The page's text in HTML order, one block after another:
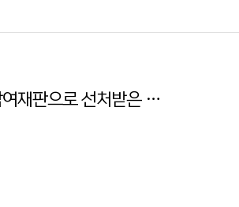
선의로 아이를 잡아줬을 인데... 동탄성범죄전문변호사가 국민참여재판으로 선처받은 사례